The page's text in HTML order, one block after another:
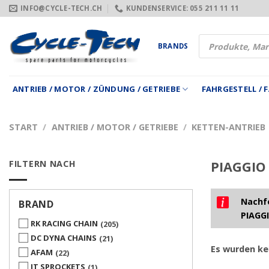
Zum
Inhalt
springen
INFO@CYCLE-TECH.CH KUNDENSERVICE: 055 211 11 11
BRANDS
Products
search
ANTRIEB / MOTOR / ZÜNDUNG / GETRIEBE FAHRGESTELL /
START / ANTRIEB / MOTOR / GETRIEBE / KETTEN-ANTRIEB
FILTERN NACH
BRAND
RK RACING CHAIN
205
DC DYNA CHAINS
21
AFAM
22
JT SPROCKETS
Es wurden